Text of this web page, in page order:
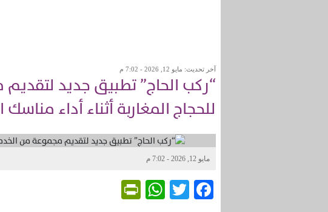
آخر تحديث: مايو 12, 2026 - 7:02 م
“ركب الحاج” تطبيق جديد
للحجاج المغاربة أثناء أداء مناسك
مايو 12, 2026 - 7:02 م
Facebook
Twitter
WhatsApp